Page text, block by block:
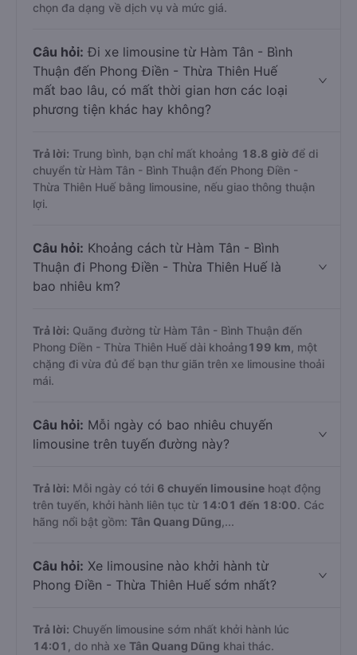
chọn đa dạng về dịch vụ và mức giá.
Câu hỏi: Đi xe limousine từ Hàm Tân - Bình
Thuận đến Phong Điền - Thừa Thiên Huế
mất bao lâu, có mất thời gian hơn các loại
phương tiện khác hay không?
Trả lời: Trung bình, bạn chỉ mất khoảng 18.8 giờ để di
chuyển từ Hàm Tân - Bình Thuận đến Phong Điền -
Thừa Thiên Huế bằng limousine, nếu giao thông thuận
lợi.
Câu hỏi: Khoảng cách từ Hàm Tân - Bình
Thuận đi Phong Điền - Thừa Thiên Huế là
bao nhiêu km?
Trả lời: Quãng đường từ Hàm Tân - Bình Thuận đến
Phong Điền - Thừa Thiên Huế dài khoảng199 km , một
chặng đi vừa đủ để bạn thư giãn trên xe limousine thoải
mái.
Câu hỏi: Mỗi ngày có bao nhiêu chuyến
limousine trên tuyến đường này?
Trả lời: Mỗi ngày có tới 6 chuyến limousine hoạt động
trên tuyến, khởi hành liên tục từ 14:01 đến 18:00. Các
hãng nổi bật gồm: Tân Quang Dũng ,...
Câu hỏi: Xe limousine nào khởi hành từ
Phong Điền - Thừa Thiên Huế sớm nhất?
Trả lời: Chuyến limousine sớm nhất khởi hành lúc
14:01
, do nhà xe Tân Quang Dũng khai thác.